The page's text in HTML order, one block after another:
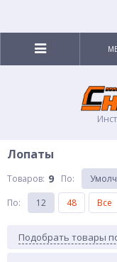
Лопаты
Товаров: 9 По:
По: 12 48 Все
Подобрать товары